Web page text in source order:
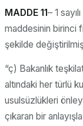
MADDE 11– 1
maddesinin birinci
şekilde
“ç) Bakanlık
altındaki her türlü
usulsüzlükleri
çıkaran bir